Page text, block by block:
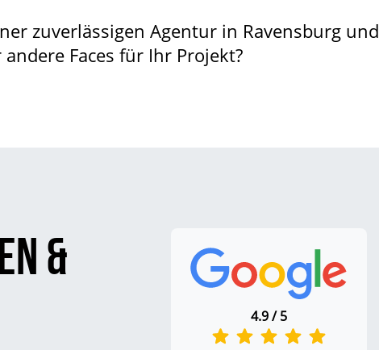
zuverlässigen Agentur in Ravensburg und
Faces für Ihr Projekt?
&
4.9 / 5